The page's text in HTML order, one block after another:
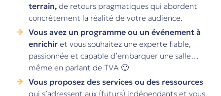
terrain, de retours pragmatiques qui abordent
concrètement la réalité de votre audience.
Vous avez un programme ou un événement à
enrichir et vous souhaitez une experte fiable,
passionnée et capable d’embarquer une salle…
même en parlant de TVA 🙂
Vous proposez des services ou des ressources
qui s’adressent aux (futurs) indépendants et vous